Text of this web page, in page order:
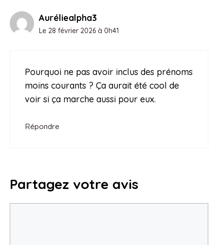
Auréliealpha3
Le 28 février 2026 à 0h41
Pourquoi ne pas avoir inclus des prénoms
moins courants ? Ça aurait été cool de
voir si ça marche aussi pour eux.
Répondre
Partagez votre avis